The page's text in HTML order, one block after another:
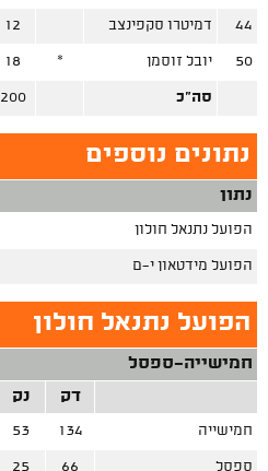
44 דמיטרו סקפינצב 12
50 יובל זוסמן *
18
סה"כ 200
נתונים נוספים
נתון
הפועל נתנאל חולון
הפועל מידטאון י-ם
הפועל נתנאל חולון
חמישייה-ספסל
דק
נק
חמישייה 134
53
ספסל 66
25